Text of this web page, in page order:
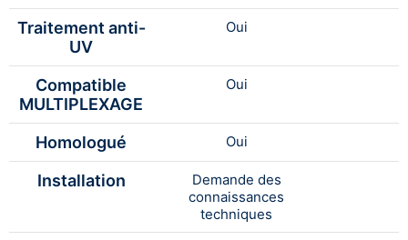
Traitement anti-
UV
Oui
Compatible
MULTIPLEXAGE
Oui
Homologué Oui
Installation
Demande des
connaissances
techniques